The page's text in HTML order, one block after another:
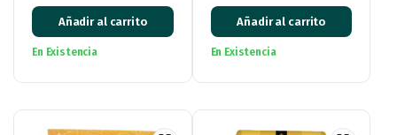
Añadir al carrito
En Existencia
Añadir al carrito
En Existencia